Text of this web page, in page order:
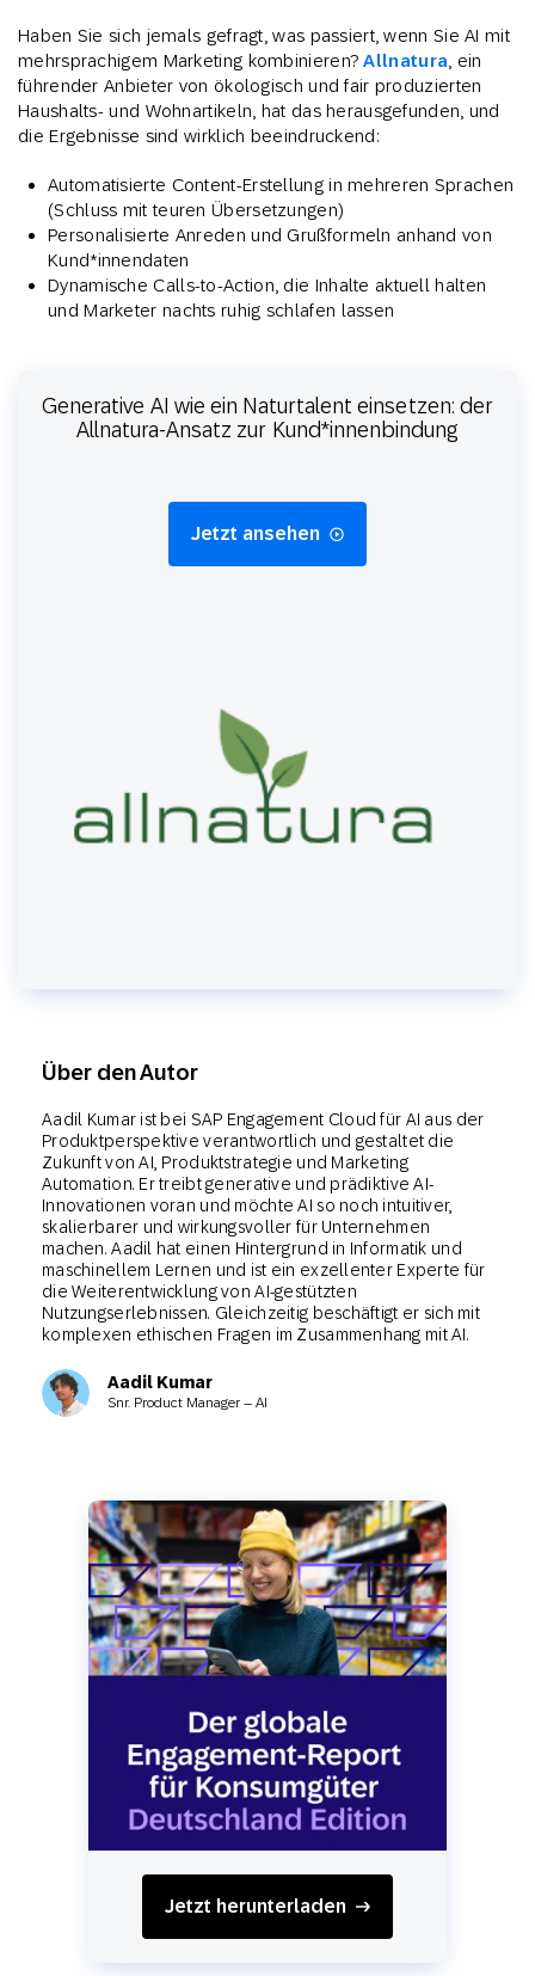
Haben Sie sich jemals gefragt, was passiert, wenn Sie AI mit
mehrsprachigem Marketing kombinieren?Allnatura , ein
führender Anbieter von ökologisch und fair produzierten
Haushalts- und Wohnartikeln, hat das herausgefunden, und
die Ergebnisse sind wirklich beeindruckend:
Automatisierte Content-Erstellung in mehreren Sprachen
(Schluss mit teuren Übersetzungen)
Personalisierte Anreden und Grußformeln anhand von
Kund*innendaten
Dynamische Calls-to-Action, die Inhalte aktuell halten
und Marketer nachts ruhig schlafen lassen
Generative AI wie ein Naturtalent einsetzen: der
Allnatura-Ansatz zur Kund*innenbindung
Jetzt ansehen
Über den Autor
Aadil Kumar ist bei SAP Engagement Cloud für AI aus der
Produktperspektive verantwortlich und gestaltet die
Zukunft von AI, Produktstrategie und Marketing
Automation. Er treibt generative und prädiktive AI-
Innovationen voran und möchte AI so noch intuitiver,
skalierbarer und wirkungsvoller für Unternehmen
machen. Aadil hat einen Hintergrund in Informatik und
maschinellem Lernen und ist ein exzellenter Experte für
die Weiterentwicklung von AI-gestützten
Nutzungserlebnissen. Gleichzeitig beschäftigt er sich mit
komplexen ethischen Fragen im Zusammenhang mit AI.
Aadil Kumar
Snr. Product Manager – AI
Jetzt herunterladen